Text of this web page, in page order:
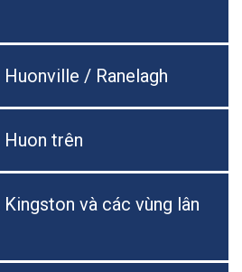
/ Ranelagh
trên
và các vùng lân